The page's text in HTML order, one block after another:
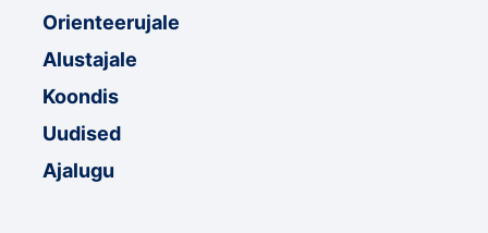
Orienteerujale
Alustajale
Koondis
Uudised
Ajalugu